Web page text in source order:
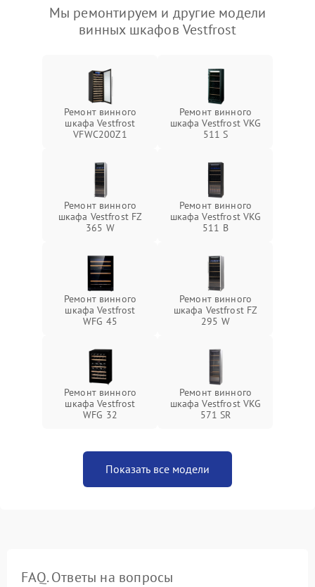
Мы ремонтируем и другие модели
винных шкафов Vestfrost
Ремонт винного
шкафа Vestfrost
VFWC200Z1
Ремонт винного
шкафа Vestfrost VKG
511 S
Ремонт винного
шкафа Vestfrost FZ
365 W
Ремонт винного
шкафа Vestfrost VKG
511 B
Ремонт винного
шкафа Vestfrost
WFG 45
Ремонт винного
шкафа Vestfrost FZ
295 W
Ремонт винного
шкафа Vestfrost
WFG 32
Ремонт винного
шкафа Vestfrost VKG
571 SR
Показать все модели
FAQ. Ответы на вопросы